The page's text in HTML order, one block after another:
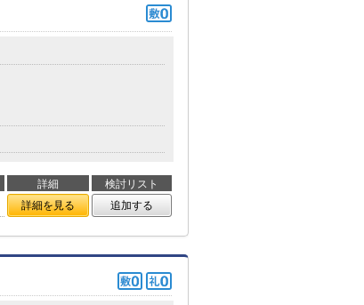
詳細
検討リスト
詳細を見る 追加する